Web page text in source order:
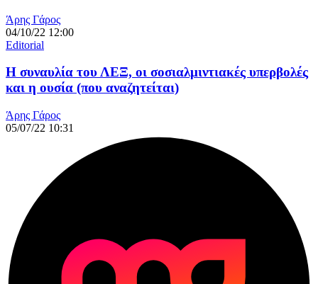
Άρης Γάρος
04/10/22 12:00
Editorial
Η συναυλία του ΛΕΞ, οι σοσιαλμιντιακές υπερβολές
και η ουσία (που αναζητείται)
Άρης Γάρος
05/07/22 10:31